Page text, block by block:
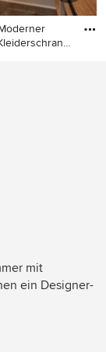
mit
ein Designer-
und